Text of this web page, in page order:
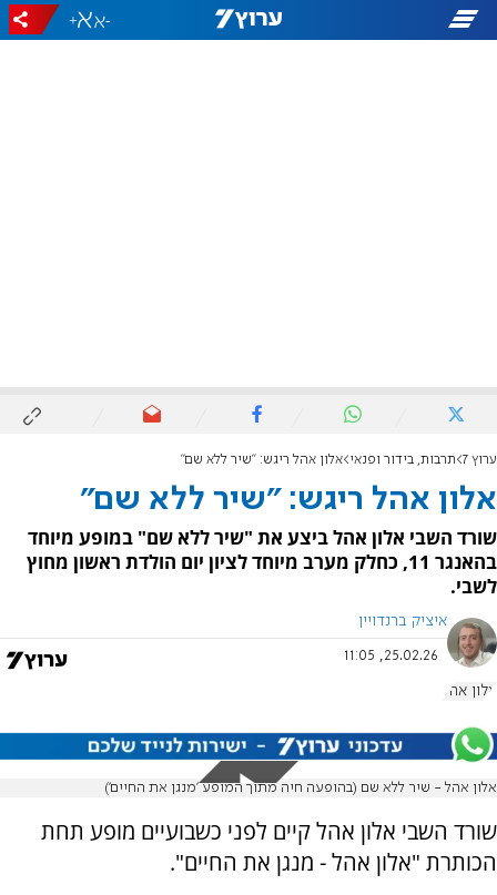
-
+
ערוץ 7 תרבות, בידור ופנאי אלון אהל ריגש: "שיר ללא שם"
אלון אהל ריגש: "שיר ללא שם"
שורד השבי אלון אהל ביצע את "שיר ללא שם" במופע מיוחד
בהאנגר 11, כחלק מערב מיוחד לציון יום הולדת ראשון מחוץ
לשבי.
איציק ברנדויין
25.02.26, 11:05
אלון אהל
אלון אהל - שיר ללא שם (בהופעה חיה מתוך המופע ׳מנגן את החיים׳)
שורד השבי אלון אהל קיים לפני כשבועיים מופע תחת
הכותרת "אלון אהל - מנגן את החיים".